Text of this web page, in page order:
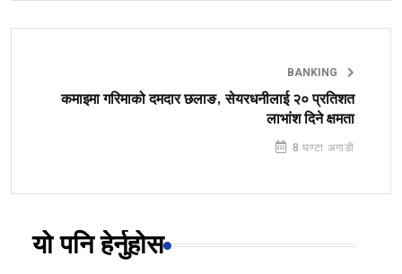
BANKING
कमाइमा गरिमाको दमदार छलाङ, सेयरधनीलाई २० प्रतिशत
लाभांश दिने क्षमता
8 घण्टा अगाडी
यो पनि हेर्नुहोस